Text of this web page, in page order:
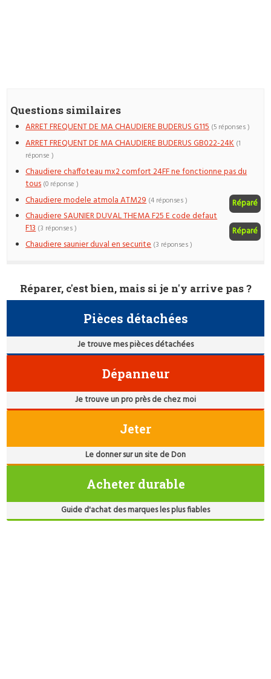
Questions similaires
ARRET FREQUENT DE MA CHAUDIERE BUDERUS G115 (5 réponses )
ARRET FREQUENT DE MA CHAUDIERE BUDERUS GB022-24K (1
réponse )
Chaudiere chaffoteau mx2 comfort 24FF ne fonctionne pas du
tous (0 réponse )
Chaudiere modele atmola ATM29 Réparé
(4 réponses )
Chaudiere SAUNIER DUVAL THEMA F25 E code defaut
F13
Réparé
(3 réponses )
Chaudiere saunier duval en securite (3 réponses )
Réparer, c'est bien, mais si je n'y arrive pas ?
Pièces détachées
Je trouve mes pièces détachées
Dépanneur
Je trouve un pro près de chez moi
Jeter
Le donner sur un site de Don
Acheter durable
Guide d'achat des marques les plus fiables